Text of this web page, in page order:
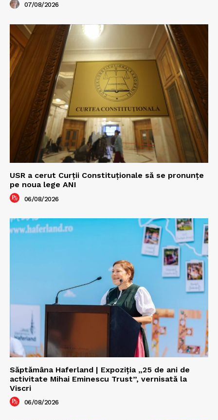
07/08/2026
USR a cerut Curții Constituționale să se pronunțe
pe noua lege ANI
06/08/2026
Săptămâna Haferland | Expoziţia „25 de ani de
activitate Mihai Eminescu Trust”, vernisată la
Viscri
06/08/2026